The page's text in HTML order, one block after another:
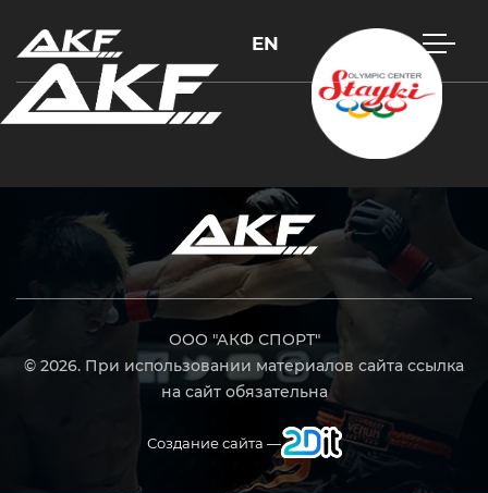
EN
ООО "АКФ СПОРТ"
© 2026. При использовании материалов сайта ссылка
на сайт обязательна
Создание сайта —
Нажмите Enter для поиска или Esc, чтобы закрыть